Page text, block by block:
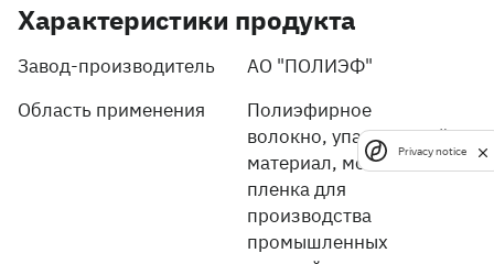
Характеристики продукта
Завод-производитель
АО "ПОЛИЭФ"
Область применения
Полиэфирное
волокно, упаковочный
материал, мононить,
пленка для
производства
промышленных
Privacy notice